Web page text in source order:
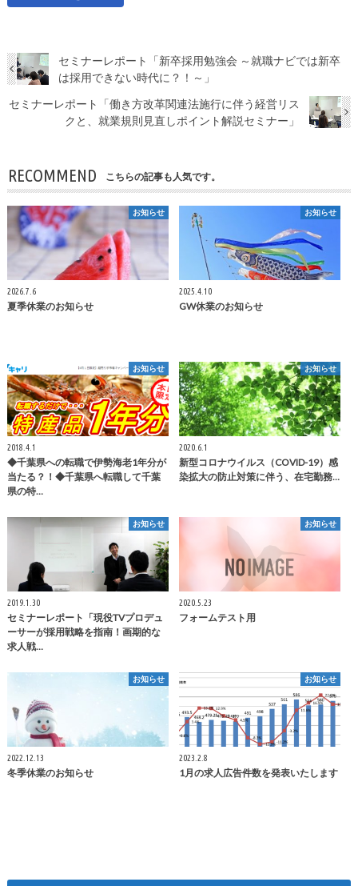
セミナーレポート「新卒採用勉強会 ～就職ナビでは新卒
は採用できない時代に？！～」
セミナーレポート「働き方改革関連法施行に伴う経営リス
クと、就業規則見直しポイント解説セミナー」
RECOMMEND こちらの記事も人気です。
お知らせ
2026.7.6
夏季休業のお知らせ
お知らせ
2025.4.10
GW休業のお知らせ
お知らせ
2018.4.1
◆千葉県への転職で伊勢海老1年分が
当たる？！◆千葉県へ転職して千葉
県の特…
お知らせ
2020.6.1
新型コロナウイルス（COVID-19）感
染拡大の防止対策に伴う、在宅勤務…
お知らせ
2019.1.30
セミナーレポート「現役TVプロデュ
ーサーが採用戦略を指南！画期的な
求人戦…
お知らせ
2020.5.23
フォームテスト用
お知らせ
2022.12.13
冬季休業のお知らせ
お知らせ
2023.2.8
1月の求人広告件数を発表いたします